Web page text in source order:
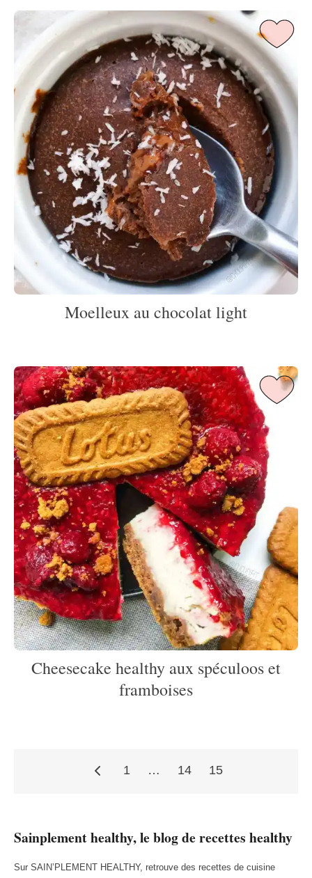
Moelleux au chocolat light
Cheesecake healthy aux spéculoos et
framboises
Pagination
des
1 … 14 15
Sainplement healthy, le blog de recettes healthy
Sur SAIN’PLEMENT HEALTHY, retrouve des recettes de cuisine